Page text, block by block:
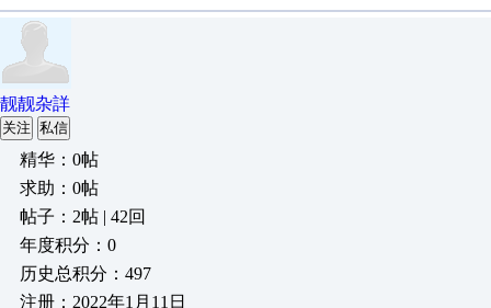
靓靓杂詳
关注 私信
精华：0帖
求助：0帖
帖子：2帖 | 42回
年度积分：0
历史总积分：497
注册：2022年1月11日